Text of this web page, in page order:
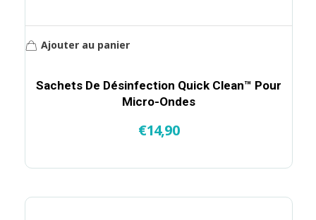
Sachets De Désinfection Quick Clean™ Pour
Micro-Ondes
€14,90
Ajouter au panier